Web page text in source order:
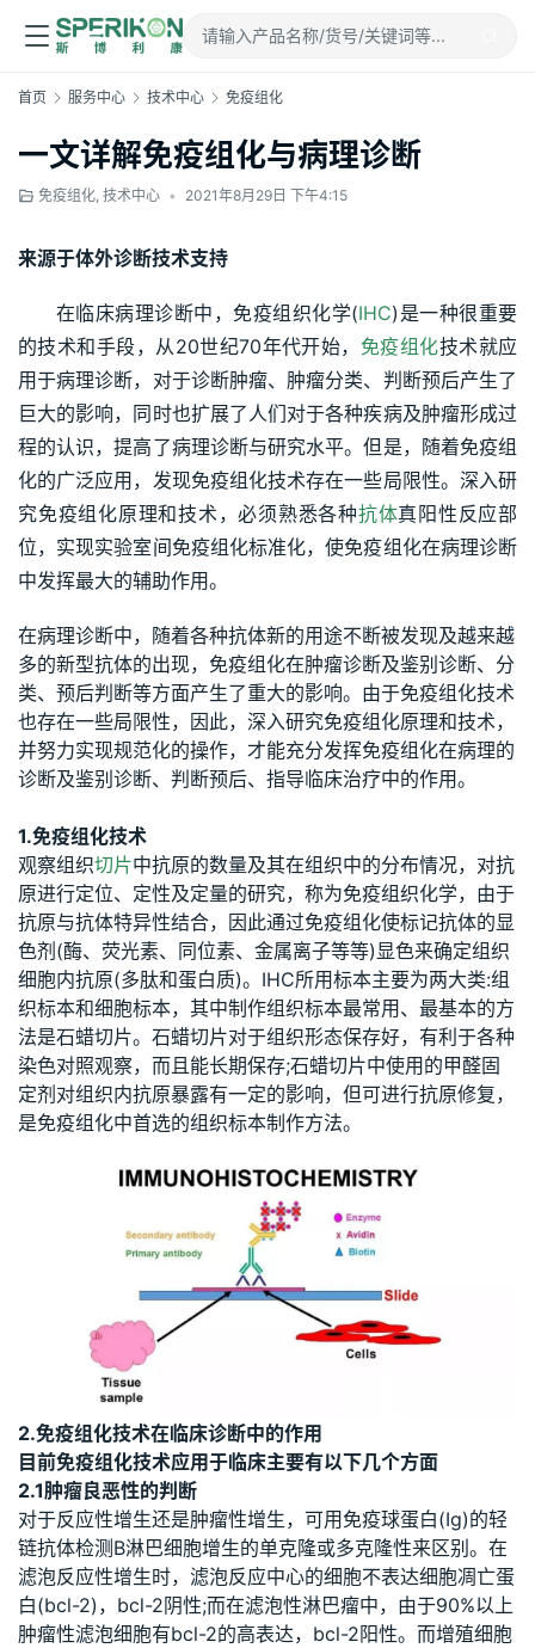
首页 服务中心 技术中心 免疫组化
一文详解免疫组化与病理诊断
免疫组化, 技术中心 • 2021年8月29日 下午4:15
来源于体外诊断技术支持
在临床病理诊断中，免疫组织化学(IHC)是一种很重要
的技术和手段，从20世纪70年代开始， 免疫组化技术就应
用于病理诊断，对于诊断肿瘤、肿瘤分类、判断预后产生了
巨大的影响，同时也扩展了人们对于各种疾病及肿瘤形成过
程的认识，提高了病理诊断与研究水平。但是，随着免疫组
化的广泛应用，发现免疫组化技术存在一些局限性。深入研
究免疫组化原理和技术，必须熟悉各种抗体真阳性反应部
位，实现实验室间免疫组化标准化，使免疫组化在病理诊断
中发挥最大的辅助作用。
在病理诊断中，随着各种抗体新的用途不断被发现及越来越
多的新型抗体的出现，免疫组化在肿瘤诊断及鉴别诊断、分
类、预后判断等方面产生了重大的影响。由于免疫组化技术
也存在一些局限性，因此，深入研究免疫组化原理和技术，
并努力实现规范化的操作，才能充分发挥免疫组化在病理的
诊断及鉴别诊断、判断预后、指导临床治疗中的作用。
1.免疫组化技术
观察组织切片中抗原的数量及其在组织中的分布情况，对抗
原进行定位、定性及定量的研究，称为免疫组织化学，由于
抗原与抗体特异性结合，因此通过免疫组化使标记抗体的显
色剂(酶、荧光素、同位素、金属离子等等)显色来确定组织
细胞内抗原(多肽和蛋白质)。IHC所用标本主要为两大类:组
织标本和细胞标本，其中制作组织标本最常用、最基本的方
法是石蜡切片。石蜡切片对于组织形态保存好，有利于各种
染色对照观察，而且能长期保存;石蜡切片中使用的甲醛固
定剂对组织内抗原暴露有一定的影响，但可进行抗原修复，
是免疫组化中首选的组织标本制作方法。
2.免疫组化技术在临床诊断中的作用
目前免疫组化技术应用于临床主要有以下几个方面
2.1肿瘤良恶性的判断
对于反应性增生还是肿瘤性增生，可用免疫球蛋白(Ig)的轻
链抗体检测B淋巴细胞增生的单克隆或多克隆性来区别。在
滤泡反应性增生时，滤泡反应中心的细胞不表达细胞凋亡蛋
白(bcl-2)，bcl-2阴性;而在滤泡性淋巴瘤中，由于90%以上
肿瘤性滤泡细胞有bcl-2的高表达，bcl-2阳性。而增殖细胞